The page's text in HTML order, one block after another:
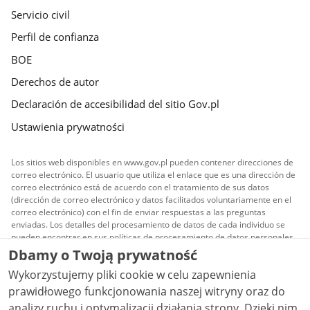
Servicio civil
Perfil de confianza
BOE
Derechos de autor
Declaración de accesibilidad del sitio Gov.pl
Ustawienia prywatności
Los sitios web disponibles en www.gov.pl pueden contener direcciones de
correo electrónico. El usuario que utiliza el enlace que es una dirección de
correo electrónico está de acuerdo con el tratamiento de sus datos
(dirección de correo electrónico y datos facilitados voluntariamente en el
correo electrónico) con el fin de enviar respuestas a las preguntas
enviadas. Los detalles del procesamiento de datos de cada individuo se
pueden encontrar en sus políticas de procesamiento de datos personales.
Todo el contenido publicado en el sitio es licenciado
Creative Commons Reconocimiento 3.0 Polonia
menos que se indique lo contrario.
Dbamy o Twoją prywatność
Wykorzystujemy pliki cookie w celu zapewnienia
prawidłowego funkcjonowania naszej witryny oraz do